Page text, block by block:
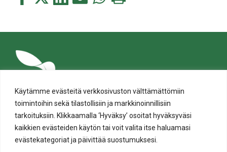
Käytämme evästeitä verkkosivuston välttämättömiin
toimintoihin sekä tilastollisiin ja markkinoinnillisiin
tarkoituksiin. Klikkaamalla ‘Hyväksy’ osoitat hyväksyväsi
kaikkien evästeiden käytön tai voit valita itse haluamasi
evästekategoriat ja päivittää suostumuksesi.